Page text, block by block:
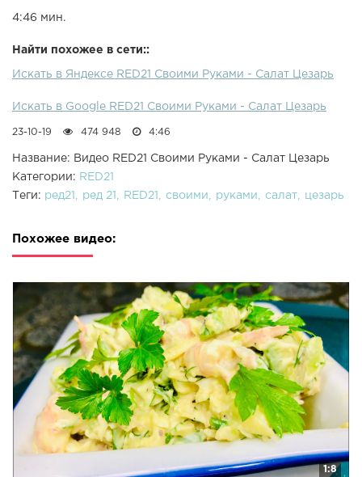
4:46 мин.
Найти похожее в сети::
Искать в Яндексе RED21 Своими Руками - Салат Цезарь
Искать в Google RED21 Своими Руками - Салат Цезарь
23-10-19 474 948 4:46
Название: Видео RED21 Своими Руками - Салат Цезарь
Категории: RED21
Теги: ред21 ред 21 RED21 своими руками салат цезарь
Похожее видео:
1:8